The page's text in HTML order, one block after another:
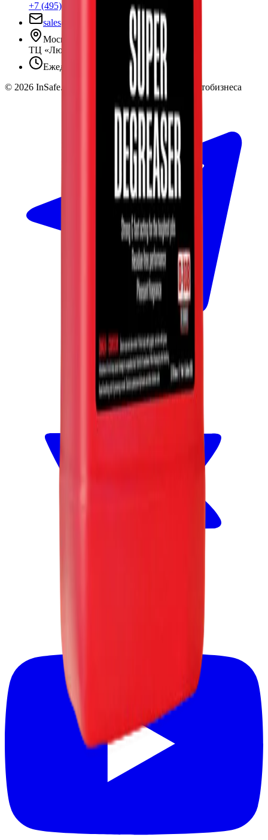
+7 (495) 135-35-99
sales@insafe.ru
Москва, Люблинская ул., 153.
ТЦ «Люблю Молл», -1 уровень
Ежедневно 10:00 — 19:00
© 2026 InSafe.ru — Товары и технологии для автобизнеса